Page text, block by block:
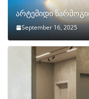
არტემიდი
September 16, 2025